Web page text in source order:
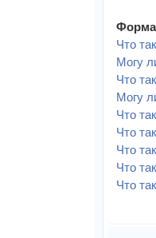
Что
Могу
Что
Могу
Что
Что
Что
Что
Что